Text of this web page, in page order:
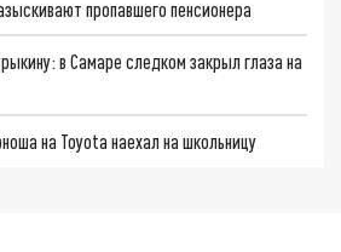
пропавшего пенсионера
в Самаре следком закрыл глаза на
на Toyota наехал на школьницу